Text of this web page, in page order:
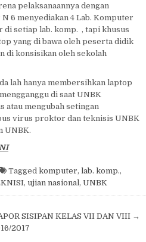
pelaksanaannya dengan
6 menyediakan 4 Lab. Komputer
di setiap lab. komp. , tapi khusus
yang di bawa oleh peserta didik
di konsisikan oleh sekolah
lah hanya membersihkan laptop
di saat UNBK
atau mengubah setingan
virus proktor dan teknisis UNBK
UNBK.
Tagged komputer, lab. komp.,
, ujian nasional, UNBK
SISIPAN KELAS VII DAN VIII →
2017